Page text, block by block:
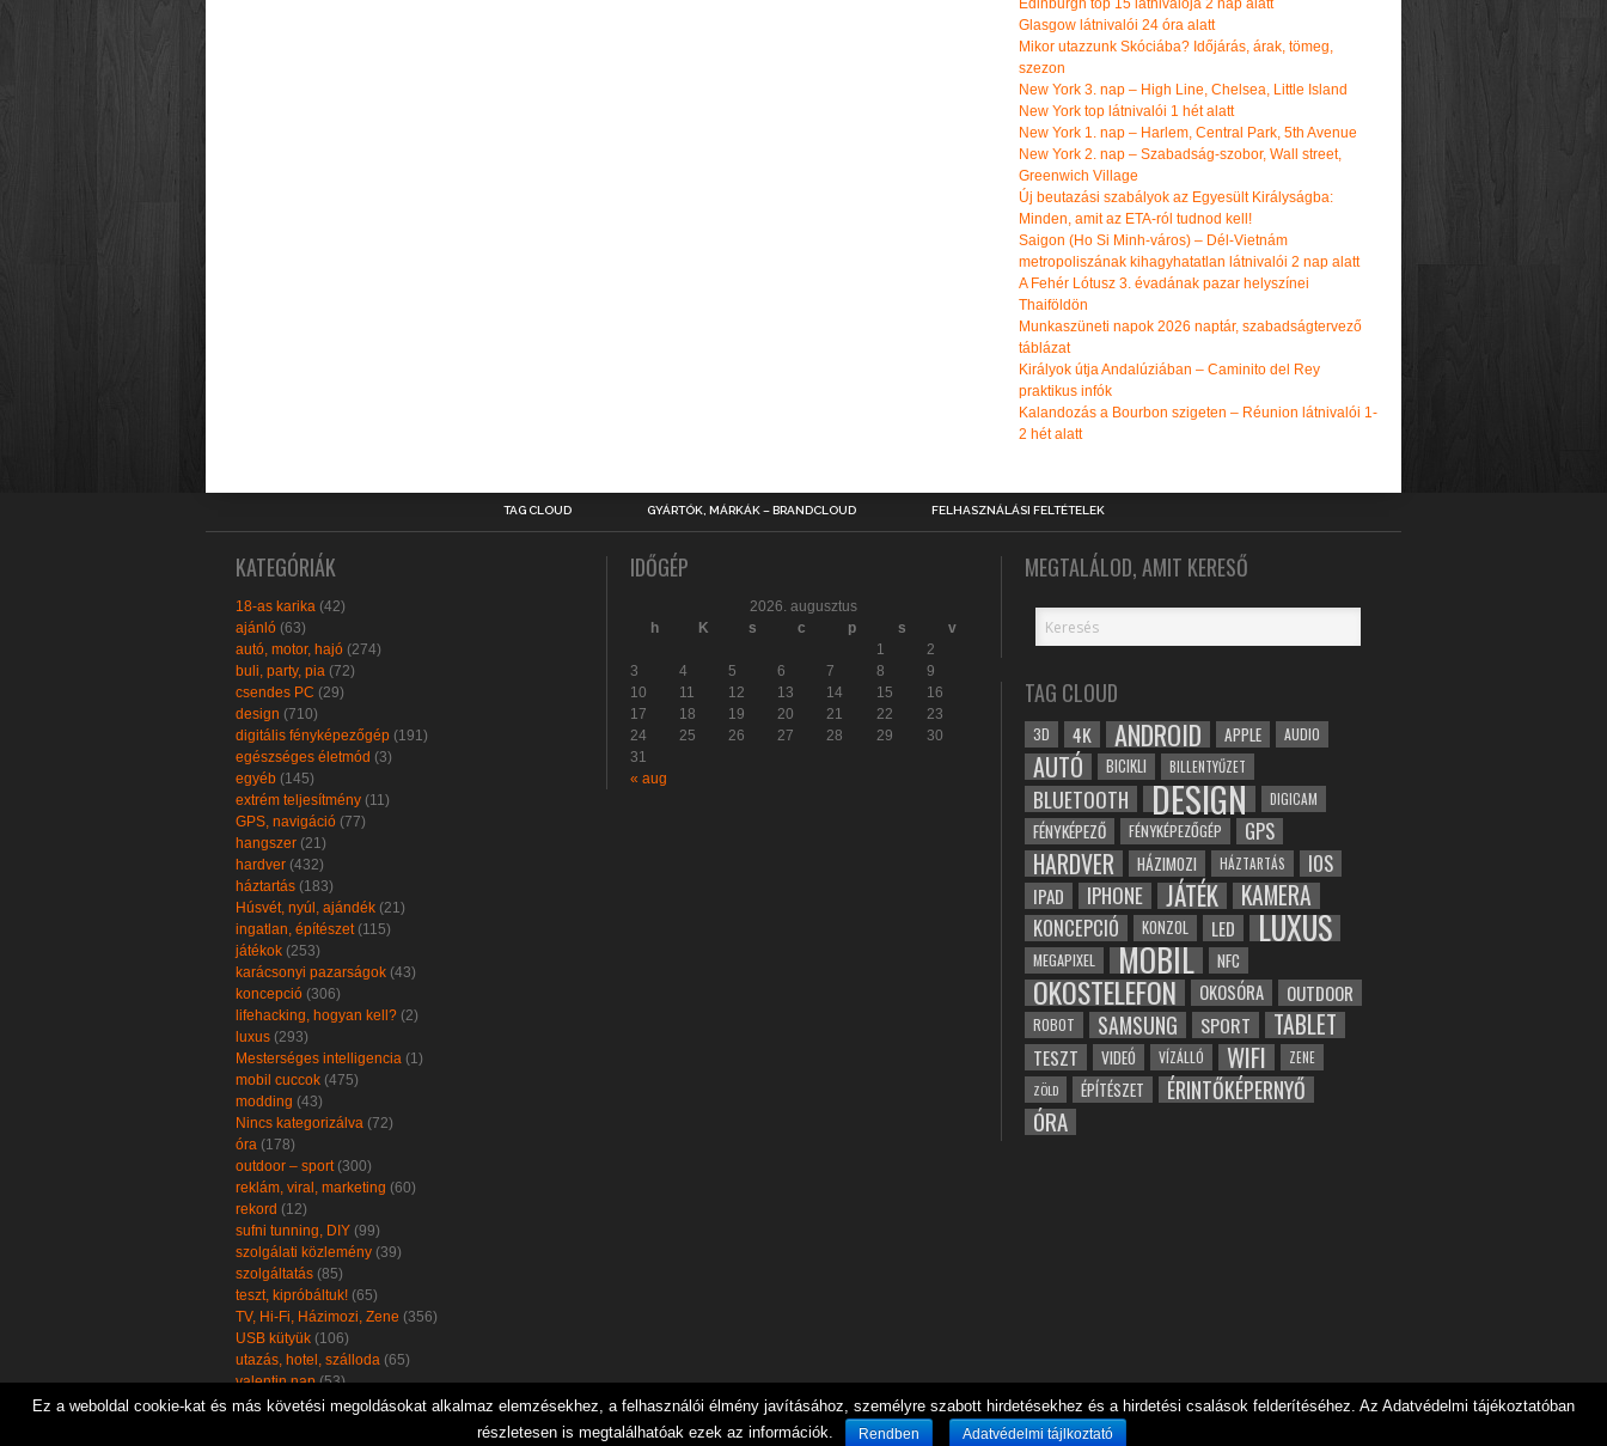
Edinburgh top 15 látnivalója 2 nap alatt
Glasgow látnivalói 24 óra alatt
Mikor utazzunk Skóciába? Időjárás, árak, tömeg,
szezon
New York 3. nap – High Line, Chelsea, Little Island
New York top látnivalói 1 hét alatt
New York 1. nap – Harlem, Central Park, 5th Avenue
New York 2. nap – Szabadság-szobor, Wall street,
Greenwich Village
Új beutazási szabályok az Egyesült Királyságba:
Minden, amit az ETA-ról tudnod kell!
Saigon (Ho Si Minh-város) – Dél-Vietnám
metropoliszának kihagyhatatlan látnivalói 2 nap alatt
A Fehér Lótusz 3. évadának pazar helyszínei
Thaiföldön
Munkaszüneti napok 2026 naptár, szabadságtervező
táblázat
Királyok útja Andalúziában – Caminito del Rey
praktikus infók
Kalandozás a Bourbon szigeten – Réunion látnivalói 1-
2 hét alatt
TAG CLOUD GYÁRTÓK, MÁRKÁK – BRANDCLOUD FELHASZNÁLÁSI FELTÉTELEK
KATEGÓRIÁK
18-as karika (42)
ajánló (63)
autó, motor, hajó (274)
buli, party, pia (72)
csendes PC (29)
design (710)
digitális fényképezőgép (191)
egészséges életmód (3)
egyéb (145)
extrém teljesítmény (11)
GPS, navigáció (77)
hangszer (21)
hardver (432)
háztartás (183)
Húsvét, nyúl, ajándék (21)
ingatlan, építészet(115)
játékok (253)
karácsonyi pazarságok (43)
koncepció (306)
lifehacking, hogyan kell? (2)
luxus (293)
Mesterséges intelligencia (1)
mobil cuccok (475)
modding (43)
Nincs kategorizálva (72)
óra (178)
outdoor – sport(300)
reklám, viral, marketing (60)
rekord (12)
sufni tunning, DIY (99)
szolgálati közlemény (39)
szolgáltatás (85)
teszt, kipróbáltuk! (65)
TV, Hi-Fi, Házimozi, Zene (356)
USB kütyük (106)
utazás, hotel, szálloda (65)
valentin nap(53)
zöld, öko, környezetbarát(102)
IDŐGÉP
2026. augusztus
h
K s c p s
v
1
2
3
4 5 6 7 8
9
10
11 12 13 14 15
16
17
18 19 20 21 22
23
24
25 26 27 28 29
30
31
« aug
MEGTALÁLOD, AMIT KERESŐ
TAG CLOUD
3D 4K ANDROID APPLE AUDIO
AUTÓ BICIKLI BILLENTYŰZET
BLUETOOTH DESIGN DIGICAM
FÉNYKÉPEZŐ FÉNYKÉPEZŐGÉP GPS
HARDVER HÁZIMOZI HÁZTARTÁS IOS
IPAD IPHONE JÁTÉK KAMERA
KONCEPCIÓ KONZOL LED LUXUS
MEGAPIXEL MOBIL NFC
OKOSTELEFON OKOSÓRA OUTDOOR
ROBOT SAMSUNG SPORT TABLET
TESZT VIDEÓ VÍZÁLLÓ WIFI
ZENE
ZÖLD
ÉPÍTÉSZET ÉRINTŐKÉPERNYŐ
ÓRA
Ez a weboldal cookie-kat és más követési megoldásokat alkalmaz elemzésekhez, a felhasználói élmény javításához, személyre szabott hirdetésekhez és a hirdetési csalások felderítéséhez. Az Adatvédelmi tájékoztatóban
részletesen is megtalálhatóak ezek az információk.
Rendben Adatvédelmi tájlkoztató